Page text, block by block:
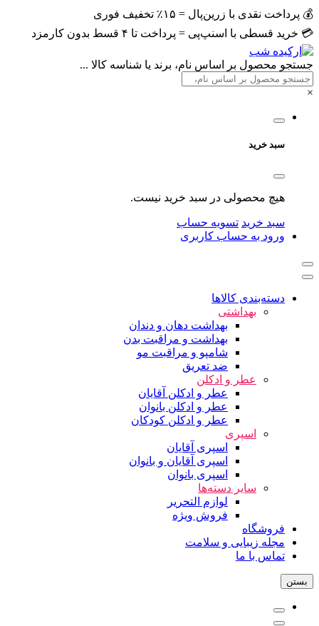
نقدی با زرین‌پال = ۱۵٪ تخفیف فوری
با اسنپ‌پی = پرداخت تا ۴ قسط بدون کارمزد
محصول بر اساس نام، برند یا شناسه کالا ...
سبد خرید
هیچ محصولی در سبد خرید نیست.
سبد خرید تسویه حساب
ورود به حساب کاربری
دسته‌بندی کالاها
بهداشتی
بهداشت دهان و دندان
بهداشت و مراقبت بدن
شامپو و مراقبت مو
ضد تعریق
عطر و ادکلن
عطر و ادکلن آقایان
عطر و ادکلن بانوان
عطر و ادکلن کودکان
اسپری
اسپری آقایان
اسپری آقایان و بانوان
اسپری بانوان
سایر دسته‌ها
لوازم التحریر
فروش ویژه
فروشگاه
مجله زیبایی و سلامت
تماس با ما